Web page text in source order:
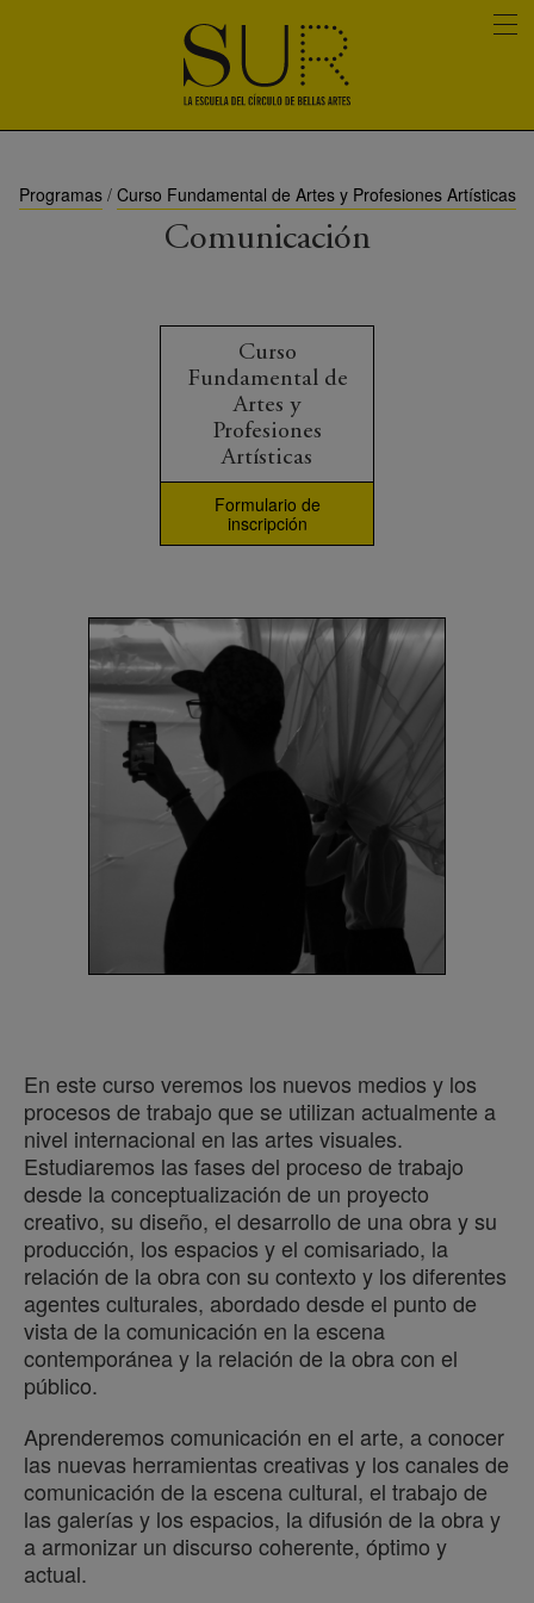
Programas/ Curso Fundamental de Artes y Profesiones Artísticas
Comunicación
Curso
Fundamental de
Artes y
Profesiones
Artísticas
Formulario de
inscripción
En este curso veremos los nuevos medios y los
procesos de trabajo que se utilizan actualmente a
nivel internacional en las artes visuales.
Estudiaremos las fases del proceso de trabajo
desde la conceptualización de un proyecto
creativo, su diseño, el desarrollo de una obra y su
producción, los espacios y el comisariado, la
relación de la obra con su contexto y los diferentes
agentes culturales, abordado desde el punto de
vista de la comunicación en la escena
contemporánea y la relación de la obra con el
público.
Aprenderemos comunicación en el arte, a conocer
las nuevas herramientas creativas y los canales de
comunicación de la escena cultural, el trabajo de
las galerías y los espacios, la difusión de la obra y
a armonizar un discurso coherente, óptimo y
actual.